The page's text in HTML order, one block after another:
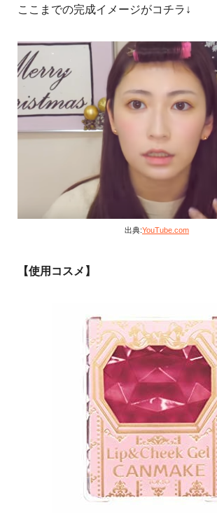
ここまでの完成イメージがコチラ↓
出典:YouTube.com
【使用コスメ】